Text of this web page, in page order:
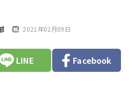
2021年02月09日
LINE Facebook